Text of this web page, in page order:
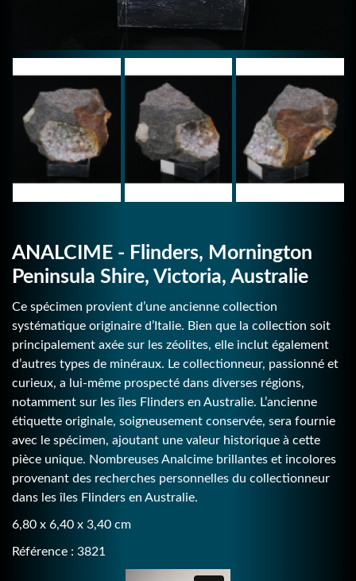
ANALCIME - Flinders, Mornington
Peninsula Shire, Victoria, Australie
Ce spécimen provient d’une ancienne collection
systématique originaire d’Italie. Bien que la collection soit
principalement axée sur les zéolites, elle inclut également
d’autres types de minéraux. Le collectionneur, passionné et
curieux, a lui-même prospecté dans diverses régions,
notamment sur les îles Flinders en Australie. L’ancienne
étiquette originale, soigneusement conservée, sera fournie
avec le spécimen, ajoutant une valeur historique à cette
pièce unique. Nombreuses Analcime brillantes et incolores
provenant des recherches personnelles du collectionneur
dans les îles Flinders en Australie.
6,80 x 6,40 x 3,40 cm
Référence : 3821